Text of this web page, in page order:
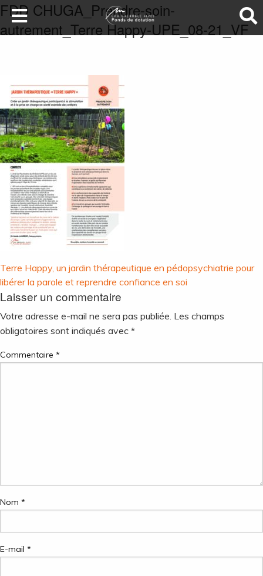
LA SANTÉ AU SOMMET
ILS NOUS SOUTIENNENT
FAIRE UN DON
FDD CHUGA_Prendre-soin-
autrement_Terre Happy-UPE_08-21_VF
Navigation
de
l’article
Terre Happy, un jardin thérapeutique en pédopsychiatrie pour
libérer la parole et reprendre confiance en soi
Laisser un commentaire
Votre adresse e-mail ne sera pas publiée. Les champs
obligatoires sont indiqués avec *
Commentaire *
Nom *
E-mail *